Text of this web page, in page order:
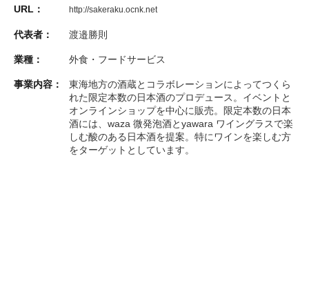
URL： http://sakeraku.ocnk.net
代表者： 渡邉勝則
業種： 外食・フードサービス
事業内容：
東海地方の酒蔵とコラボレーションによってつくら
れた限定本数の日本酒のプロデュース。イベントと
オンラインショップを中心に販売。限定本数の日本
酒には、waza 微発泡酒とyawara ワイングラスで楽
しむ酸のある日本酒を提案。特にワインを楽しむ方
をターゲットとしています。